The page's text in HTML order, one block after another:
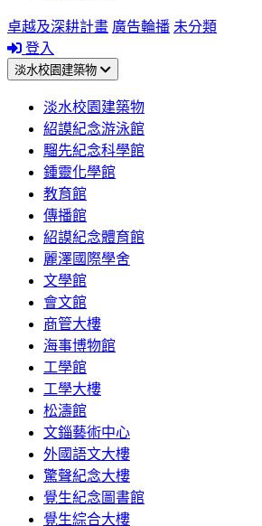
卓越及深耕計畫 廣告輪播 未分類
登入
淡水校園建築物
淡水校園建築物
紹謨紀念游泳館
騮先紀念科學館
鍾靈化學館
教育館
傳播館
紹謨紀念體育館
麗澤國際學舍
文學館
會文館
商管大樓
海事博物館
工學館
工學大樓
松濤館
文錙藝術中心
外國語文大樓
驚聲紀念大樓
覺生紀念圖書館
覺生綜合大樓